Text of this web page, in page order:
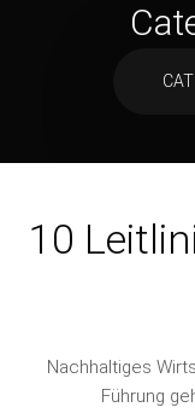
10
Nachhaltiges
Führung